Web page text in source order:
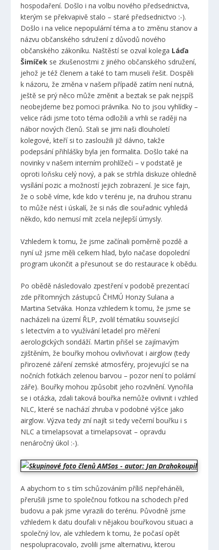
hospodaření. Došlo i na volbu nového předsednictva,
kterým se překvapivě stalo – staré předsednictvo :-).
Došlo i na velice nepopulární téma a to změnu stanov a
názvu občanského sdružení z důvodů nového
občanského zákoníku. Naštěstí se ozval kolega Láďa
Šimíček se zkušenostmi z jiného občanského sdružení,
jehož je též členem a také to tam museli řešit. Dospěli
k názoru, že změna v našem případě zatím není nutná,
ještě se prý něco může změnit a beztak se pak nejspíš
neobejdeme bez pomoci právníka. No to jsou vyhlídky –
velice rádi jsme toto téma odložili a vrhli se raději na
nábor nových členů. Stali se jimi naši dlouholetí
kolegové, kteří si to zasloužili již dávno, takže
podepsání přihlášky byla jen formalita. Došlo také na
novinky v našem interním prohlížeči – v podstatě je
oproti loňsku celý nový, a pak se strhla diskuze ohledně
vysílání pozic a možností jejich zobrazení. Je sice fajn,
že o sobě víme, kde kdo v terénu je, na druhou stranu
to může nést i úskalí, že si nás dle souřadnic vyhledá
někdo, kdo nemusí mít zcela nejlepší úmysly.
Vzhledem k tomu, že jsme začínali poměrně pozdě a
nyní už jsme měli celkem hlad, bylo načase dopolední
program ukončit a přesunout se do restaurace k obědu.
Po obědě následovalo zpestření v podobě prezentací
zde přítomných zástupců ČHMÚ Honzy Sulana a
Martina Setváka. Honza vzhledem k tomu, že jsme se
nacházeli na území ŘLP, zvolil tématiku související
s letectvím a to využívání letadel pro měření
aerologických sondáží. Martin přišel se zajímavým
zjištěním, že bouřky mohou ovlivňovat i airglow (tedy
přirozené záření zemské atmosféry, projevující se na
nočních fotkách zelenou barvou – pozor není to polární
záře). Bouřky mohou způsobit jeho rozvlnění. Vynořila
se i otázka, zdali taková bouřka nemůže ovlivnit i vzhled
NLC, které se nachází zhruba v podobné výšce jako
airglow. Výzva tedy zní najít si tedy večerní bouřku i s
NLC a timelapsovat a timelapsovat – opravdu
nenáročný úkol :-).
A abychom to s tím schůzováním příliš nepřeháněli,
přerušili jsme to společnou fotkou na schodech před
budovu a pak jsme vyrazili do terénu. Původně jsme
vzhledem k datu doufali v nějakou bouřkovou situaci a
společný lov, ale vzhledem k tomu, že počasí opět
nespolupracovalo, zvolili jsme alternativu, kterou